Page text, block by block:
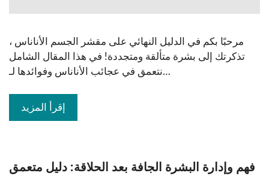
مرحبًا بكم في الدليل النهائي على مقشر الجسم الأناناس ،
تذكرتك إلى بشرة متألقة ومتجددة! في هذا المقال الشامل
نتعمق في عجائب الأناناس وفوائدها لـ…
إقرأ المزيد
فهم وإدارة البشرة الجافة بعد الحلاقة: دليل متعمق